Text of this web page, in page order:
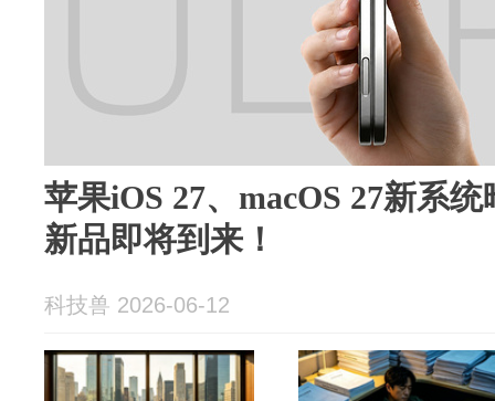
苹果iOS 27、macOS 27新系
新品即将到来！
科技兽 2026-06-12